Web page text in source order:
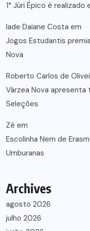
1° Júri Épico é realizado
lade Daiane Costa em
Jogos Estudantis
Nova
Roberto Carlos de
Várzea Nova
Seleções
Zé em
Escolinha Nem de
Umburanas
Archives
agosto 2026
julho 2026